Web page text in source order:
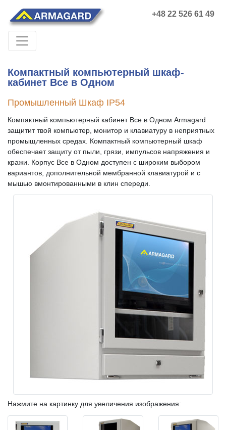
+48 22 526 61 49
Компактный компьютерный шкаф-
кабинет Все в Одном
Промышленный Шкаф IP54
Компактный компьютерный кабинет Все в Одном Armagard
защитит твой компьютер, монитор и клавиатуру в неприятных
промыщленных средах. Компактный компьютерный шкаф
обеспечает защиту от пыли, грязи, импульсов напряжения и
кражи. Корпус Все в Одном доступен с широким выбором
вариантов, дополнительной мембранной клавиатурой и с
мышью вмонтированными в клин спереди.
Нажмите на картинку для увеличения изображения: